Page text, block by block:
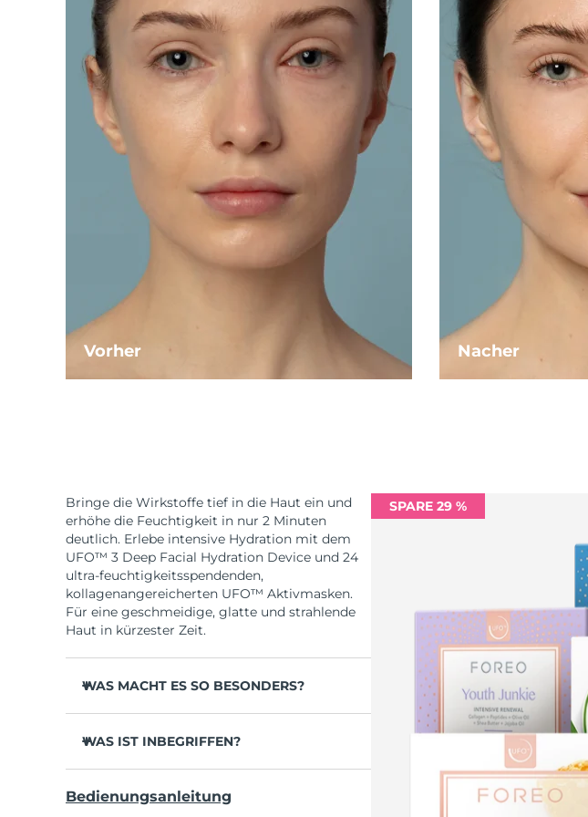
Vorher Nacher
SPARE 29 %
Bringe die Wirkstoffe tief in die Haut ein und
erhöhe die Feuchtigkeit in nur 2 Minuten
deutlich. Erlebe intensive Hydration mit dem
UFO™ 3 Deep Facial Hydration Device und 24
ultra-feuchtigkeitsspendenden,
kollagenangereicherten UFO™ Aktivmasken.
Für eine geschmeidige, glatte und strahlende
Haut in kürzester Zeit.
WAS MACHT ES SO BESONDERS?
Hautfeuchtigkeit in 2 Minuten um 126 % und
Erscheinungsbild von Falten in nur 1 Woche.
WAS IST INBEGRIFFEN?
6 x UFO™ Youth Junkie 2.0 Masks, 6 x UFO™
Bedienungsanleitung